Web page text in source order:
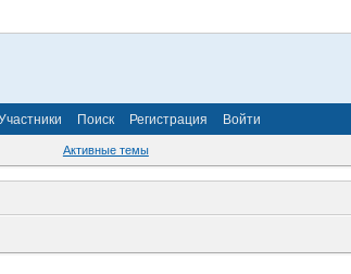
Поиск Регистрация Войти
Активные темы